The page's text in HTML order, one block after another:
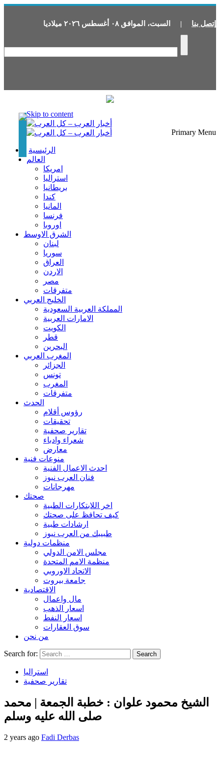
إتصل بنا | السبت، الموافق ٠٨ أغسطس ٢٠٢٦ ميلاديا
Skip to content
Primary Menu
الرئيسية
العالم
امريكا
استراليا
بريطانيا
كندا
المانيا
فرنسا
اوروبا
الشرق الاوسط
لبنان
سوريا
العراق
الاردن
مصر
متفرقات
الخليج العربي
المملكة العربية السعودية
الامارات العربية
الكويت
قطر
البحرين
المغرب العربي
الجزائر
تونس
المغرب
متفرقات
الحدث
رؤوس أقلام
تحقيقات
تقارير صحفية
شعراء وادباء
معارض
منوعات فنية
احدث الاعمال الفنية
فنان العرب نيوز
مهرجانات
صحتك
اخر اللابتكارات الطبية
كيف تحافظ على صحتك
ارشادات طبية
طبيبك من العرب نيوز
منظمات دولية
مجلس الامن الدولي
منظمة الامم المتحدة
الاتحاد الاوروبي
جامعة بيروت
الاقتصادية
مال واعمال
اسعار الذهب
اسعار النفط
سوق العقارات
من نحن
Search for:
استراليا
تقارير صحفية
الشيخ محمود علوان : خطبة الجمعة | محمد
صلى الله عليه وسلم
2 years ago Fadi Derbas